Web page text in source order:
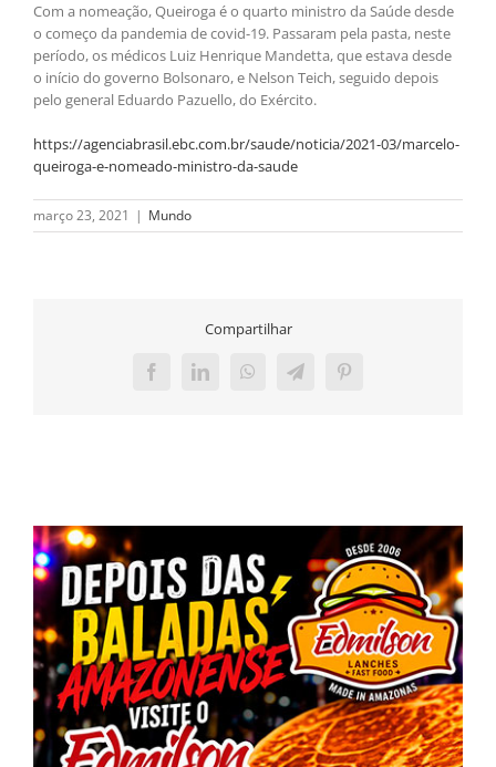
Com a nomeação, Queiroga é o quarto ministro da Saúde desde
o começo da pandemia de covid-19. Passaram pela pasta, neste
período, os médicos Luiz Henrique Mandetta, que estava desde
o início do governo Bolsonaro, e Nelson Teich, seguido depois
pelo general Eduardo Pazuello, do Exército.
https://agenciabrasil.ebc.com.br/saude/noticia/2021-03/marcelo-
queiroga-e-nomeado-ministro-da-saude
março 23, 2021 | Mundo
Compartilhar
FacebookLinkedInWhatsAppTelegramPinterest